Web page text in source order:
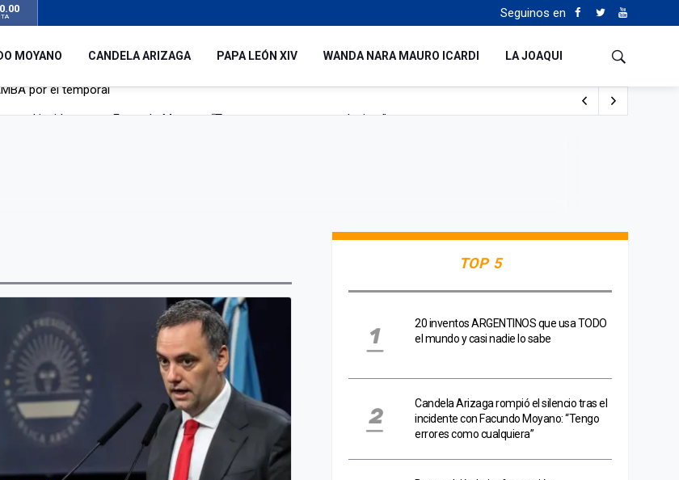
Seguinos en
MOYANO CANDELA ARIZAGA PAPA LEÓN XIV WANDA NARA MAURO ICARDI LA JOAQUI
TOP 5
20 inventos ARGENTINOS que usa TODO
el mundo y casi nadie lo sabe
Candela Arizaga rompió el silencio tras el
incidente con Facundo Moyano: “Tengo
errores como cualquiera”